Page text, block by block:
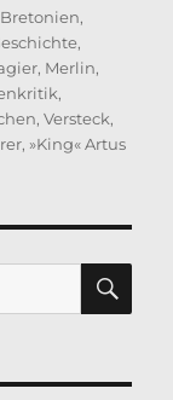
Bretonien,
,
, Merlin,
,
,Versteck,
, »King« Artus